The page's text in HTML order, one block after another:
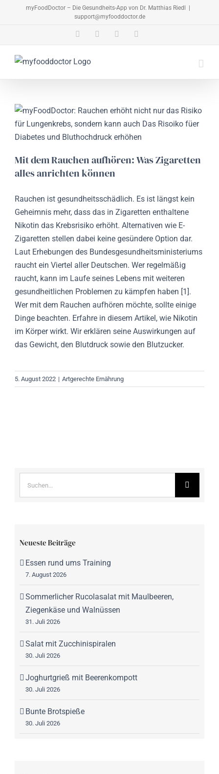
myFoodDoctor – Die Gesundheits-App von Dr. Matthias Riedl
support@myfooddoctor.de
FacebookInstagram
Mit dem Rauchen aufhören: Was Zigaretten
alles anrichten können
Rauchen ist gesundheitsschädlich. Es ist längst kein
Geheimnis mehr, dass das in Zigaretten enthaltene
Nikotin das Krebsrisiko erhöht. Alternativen wie E-
Zigaretten stellen dabei keine gesündere Option dar.
Laut Erhebungen des Bundesgesundheitsministeriums
raucht ein Viertel aller Deutschen. Wer regelmäßig
raucht, kann im Laufe seines Lebens mit weiteren
gesundheitlichen Problemen zu kämpfen haben [1].
Wer mit dem Rauchen aufhören möchte, sollte einige
Dinge beachten. Erfahre in diesem Artikel, wie Nikotin
im Körper wirkt. Wir erklären seine Auswirkungen auf
das Gewicht, den Blutdruck sowie den Blutzucker.
5. August 2022 | Artgerechte Ernährung
Neueste Beiträge
Essen rund ums Training
7. August 2026
Sommerlicher Rucolasalat mit Maulbeeren,
Ziegenkäse und Walnüssen
31. Juli 2026
Salat mit Zucchinispiralen
30. Juli 2026
Joghurtgrieß mit Beerenkompott
30. Juli 2026
Bunte Brotspieße
30. Juli 2026